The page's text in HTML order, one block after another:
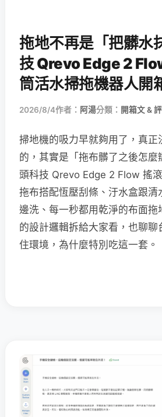
拖地不再是「把髒水
技 Qrevo Edge 2
筒活水掃拖機器人開
2026/8/4作者： 阿湯分類： 開箱文 &
掃地機的吸力早就夠用了，真正
的，其實是「拖布髒了之後怎
頭科技 Qrevo Edge 2 Flow 搖
拖布搭配恆壓刮條、汙水盒跟清
邊洗、每一秒都用乾淨的布面拖
的設計邏輯拆給大家看，也聊
住環境，為什麼特別吃這一套。